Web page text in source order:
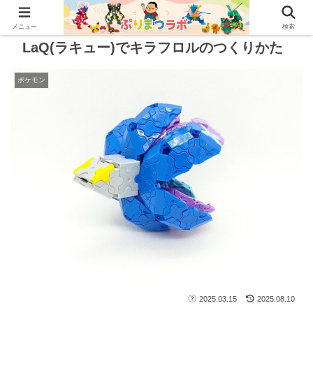
LaQ(ラキュー)でキラフロルのつくりかた
ポケモン
2025.03.15 2025.08.10
メニュー 検索